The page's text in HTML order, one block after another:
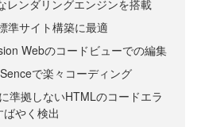
レンダリングエンジンを搭載
準サイト構築に最適
Webのコードビューでの編集
で楽々コーディング
準拠しないHTMLのコードエラ
ばやく検出